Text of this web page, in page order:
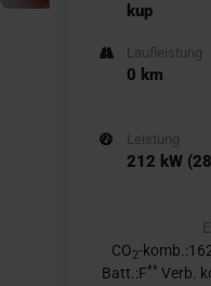
kup
Laufleistung
0 km
Leistung
212 kW
CO2-
Batt.:F** Verb.